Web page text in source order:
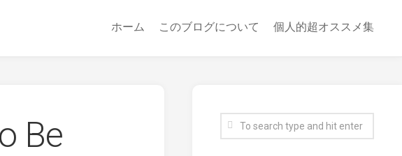
ホーム このブログについて 個人的超オススメ集
Be